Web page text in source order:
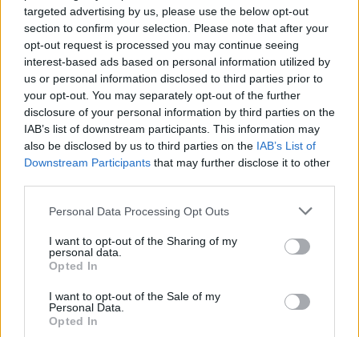
targeted advertising by us, please use the below opt-out
section to confirm your selection. Please note that after your
opt-out request is processed you may continue seeing
interest-based ads based on personal information utilized by
us or personal information disclosed to third parties prior to
your opt-out. You may separately opt-out of the further
disclosure of your personal information by third parties on the
IAB’s list of downstream participants. This information may
also be disclosed by us to third parties on the IAB’s List of
Downstream Participants that may further disclose it to other
Please note that this website/app uses one or more Google
not limited to your visit or usage behaviour. You may click to
grant or deny consent to Google and its third-party tags to
use your data for below specified purposes in below Google
consent section.
Personal Data Processing Opt Outs
I want to opt-out of the Sharing of my
personal data.
Opted In
I want to opt-out of the Sale of my
Personal Data.
Opted In
Γκράινερ, σε ποινή φυλάκισης εννέα ετών, καθώς
την έκρινε ένοχη ότι έφερε σκόπιμα φυσίγγια
ατμού με έγχυση κάνναβης στη Ρωσία, παρόλο που
ήταν παράνομα.